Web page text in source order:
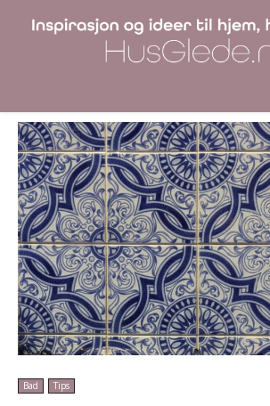
Få rene fliser på
Bad Tips